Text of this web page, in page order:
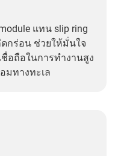
แทน slip ring
กร่อน ช่วยให้มั่นใจ
อถือในการทำงานสูง
มทางทะเล